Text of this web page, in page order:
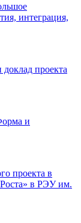
интеграция,
проекта
и
проекта в
в РЭУ им.